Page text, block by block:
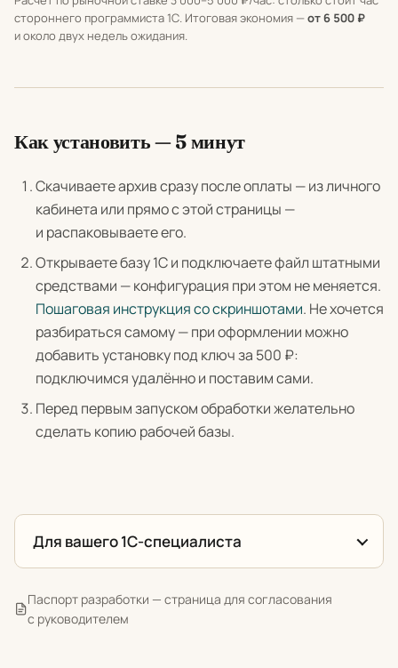
стороннего программиста 1С. Итоговая экономия —от 6 500 ₽
и около двух недель ожидания.
Как установить — 5 минут
Скачиваете архив сразу после оплаты — из личного
кабинета или прямо с этой страницы —
и распаковываете его.
Открываете базу 1С и подключаете файл штатными
средствами — конфигурация при этом не меняется.
Пошаговая инструкция со скриншотами. Не хочется
разбираться самому — при оформлении можно
добавить установку под ключ за 500 ₽:
подключимся удалённо и поставим сами.
Перед первым запуском обработки желательно
сделать копию рабочей базы.
Для вашего 1С-специалиста
Паспорт разработки — страница для согласования
с руководителем